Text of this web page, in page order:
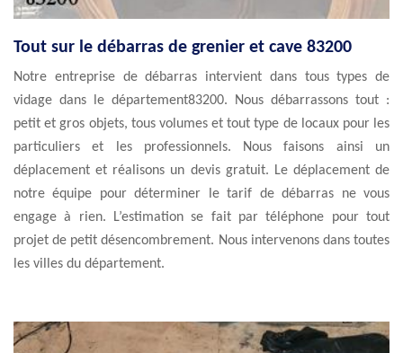
Tout sur le débarras de grenier et cave 83200
Notre entreprise de débarras intervient dans tous types de
vidage dans le département83200. Nous débarrassons tout :
petit et gros objets, tous volumes et tout type de locaux pour les
particuliers et les professionnels. Nous faisons ainsi un
déplacement et réalisons un devis gratuit. Le déplacement de
notre équipe pour déterminer le tarif de débarras ne vous
engage à rien. L’estimation se fait par téléphone pour tout
projet de petit désencombrement. Nous intervenons dans toutes
les villes du département.